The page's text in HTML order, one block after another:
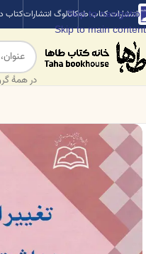
Skip to navigation
Skip to main content
انتشارات کتاب طهکاتالوگ انتشاراتکتاب
در همهٔ